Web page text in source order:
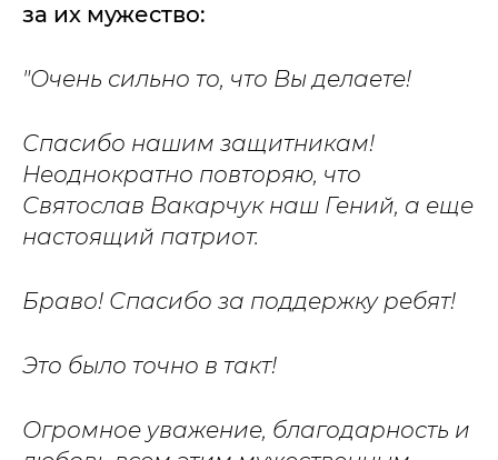
за их мужество:
"Очень сильно то, что Вы делаете!
Спасибо нашим защитникам!
Неоднократно повторяю, что
Святослав Вакарчук наш Гений, а еще
настоящий патриот.
Браво! Спасибо за поддержку ребят!
Это было точно в такт!
Огромное уважение, благодарность и